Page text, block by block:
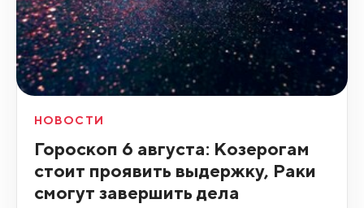
НОВОСТИ
Гороскоп 6 августа: Козерогам
стоит проявить выдержку, Раки
смогут завершить дела